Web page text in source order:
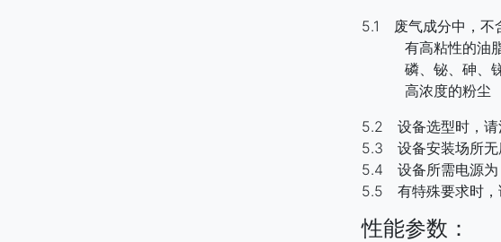
5.1 废气成分中，不
有高粘性的油脂
磷、铋、砷、锑
高浓度的粉尘
5.2 设备选型时，请
5.3 设备安装场所无
5.4 设备所需电源为
5.5 有特殊要求时，
性能参数：